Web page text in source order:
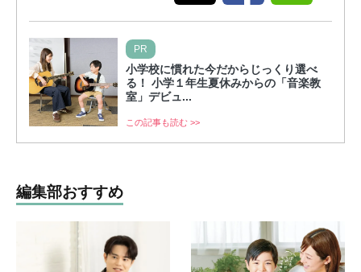
PR
小学校に慣れた今だからじっくり選べ
る！ 小学１年生夏休みからの「音楽教
室」デビュ...
この記事も読む >>
編集部おすすめ